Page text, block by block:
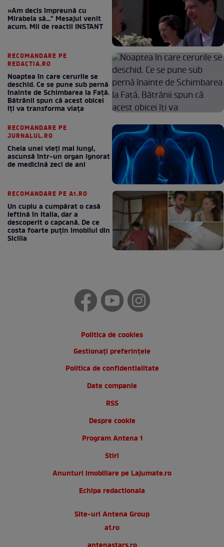
«Am decis împreună cu
Mirabela să..." Mesajul venit
acum. Mii de reactii INSTANT
RECOMANDARE PE
REDACTIA.RO
Noaptea în care cerurile se
deschid. Ce se pune sub pernă
înainte de Schimbarea la Față.
Bătrânii spun că acest obicei
îți va transforma viața
RECOMANDARE PE
JURNALUL.RO
Cheia unei vieți mai lungi,
ascunsă într-un organ ignorat
de medicină zeci de ani
RECOMANDARE PE A1.RO
Un cuplu a cumpărat o casă
ieftină în Italia, dar a
descoperit o capcană. De ce
costa foarte puțin imobilul din
Sicilia
Politica de cookies
Gestionați preferințele
Politica de confidentialitate
Date companie
RSS
Despre cookie
Program Antena 1
Stiri
Anunturi imobiliare pe Lajumate.ro
Echipa redactionala
Site-uri Antena Group
a1.ro